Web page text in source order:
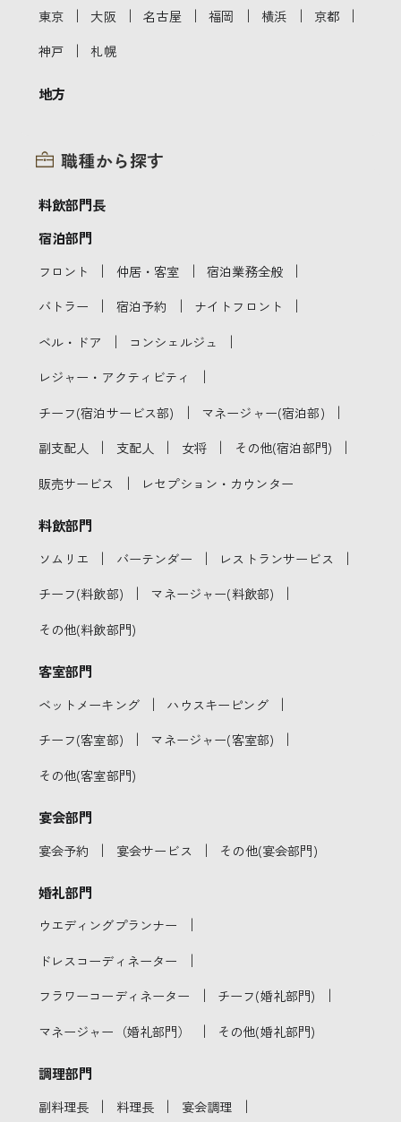
東京 ｜ 大阪 ｜ 名古屋 ｜ 福岡 ｜ 横浜 ｜ 京都 ｜
神戸 ｜ 札幌
地方
職種から探す
料飲部門長
宿泊部門
フロント ｜ 仲居・客室 ｜ 宿泊業務全般 ｜
バトラー ｜ 宿泊予約 ｜ ナイトフロント ｜
ベル・ドア ｜ コンシェルジュ ｜
レジャー・アクティビティ ｜
チーフ(宿泊サービス部) ｜ マネージャー(宿泊部) ｜
副支配人 ｜ 支配人 ｜ 女将 ｜ その他(宿泊部門) ｜
販売サービス ｜ レセプション・カウンター
料飲部門
ソムリエ ｜ バーテンダー ｜ レストランサービス ｜
チーフ(料飲部) ｜ マネージャー(料飲部) ｜
その他(料飲部門)
客室部門
ベットメーキング ｜ ハウスキーピング ｜
チーフ(客室部) ｜ マネージャー(客室部) ｜
その他(客室部門)
宴会部門
宴会予約 ｜ 宴会サービス ｜ その他(宴会部門)
婚礼部門
ウエディングプランナー ｜
ドレスコーディネーター ｜
フラワーコーディネーター ｜ チーフ(婚礼部門) ｜
マネージャー（婚礼部門） ｜ その他(婚礼部門)
調理部門
副料理長 ｜ 料理長 ｜ 宴会調理 ｜